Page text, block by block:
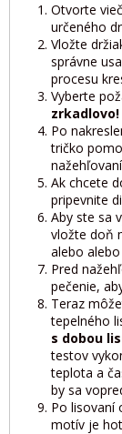
Otvorte
určeného
Vložte
správne
procesu
Vyberte
zrkadlovo!
Po
tričko
Ak chcete
pripevnite
Aby ste sa
vložte doň
alebo
Pred
pečenie,
Teraz
tepelného
s dobou
testov
teplota a
by sa
Po lisovaní
motív je